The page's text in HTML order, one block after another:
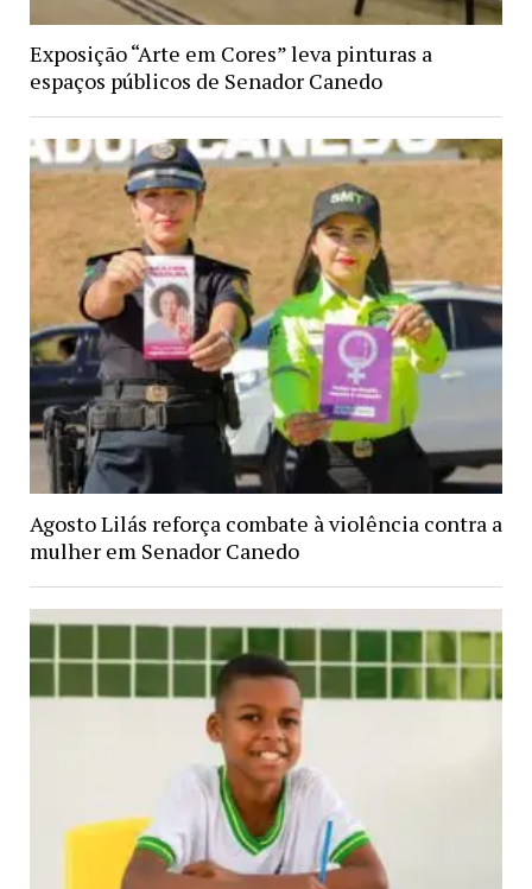
Exposição “Arte em Cores” leva pinturas a
espaços públicos de Senador Canedo
Agosto Lilás reforça combate à violência contra a
mulher em Senador Canedo